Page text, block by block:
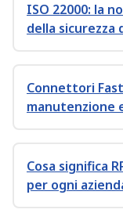
ISO 22000: la
della
Connettori
manutenzione
Cosa significa
per ogni